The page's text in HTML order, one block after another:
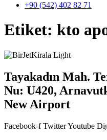
+90 (542) 402 82 71
Etiket: kto
Tayakadın Mah.
Nu: U420,
New Airport
Facebook-f TwitterYoutube